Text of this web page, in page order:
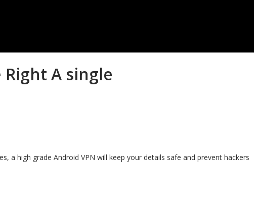
A single
a high grade Android VPN will keep your details safe and prevent hackers